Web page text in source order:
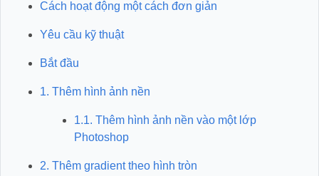
Cách hoạt động một cách đơn giản
Yêu cầu kỹ thuật
Bắt đầu
1. Thêm hình ảnh nền
1.1. Thêm hình ảnh nền vào một lớp
Photoshop
2. Thêm gradient theo hình tròn